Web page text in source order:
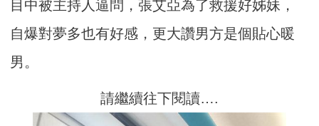
目中被主持人逼問，張艾亞為了救援好姊妹，
自爆對夢多也有好感，更大讚男方是個貼心暖
男。
請繼續往下閱讀….